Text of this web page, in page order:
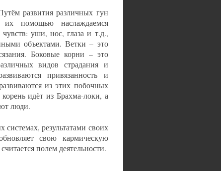
развития различных гун
помощью наслаждаемся
уши, нос, глаза и т.д.,
объектами. Ветки – это
Боковые корни – это
видов страдания и
привязанность и
из этих побочных
идёт из Брахма-локи, а
люди.
результатами своих
свою кармическую
полем деятельности.